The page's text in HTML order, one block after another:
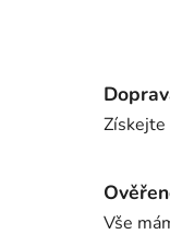
Získejte
Vše